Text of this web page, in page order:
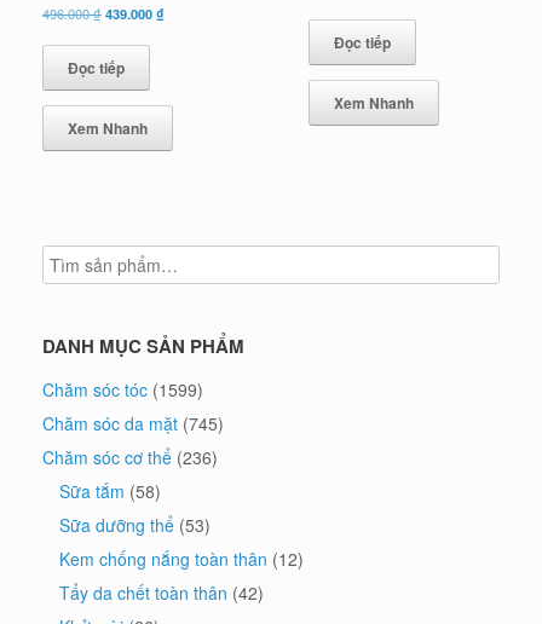
496.000₫Giá
là:
496.000 ₫.
439.000₫
Đọc tiếp
Xem Nhanh
là:
394.000 ₫.
Đọc tiếp
Xem Nhanh
DANH MỤC SẢN PHẨM
Chăm sóc tóc (1599)
Chăm sóc da mặt (745)
Chăm sóc cơ thể (236)
Sữa tắm (58)
Sữa dưỡng thể (53)
Kem chống nắng toàn thân (12)
Tẩy da chết toàn thân (42)